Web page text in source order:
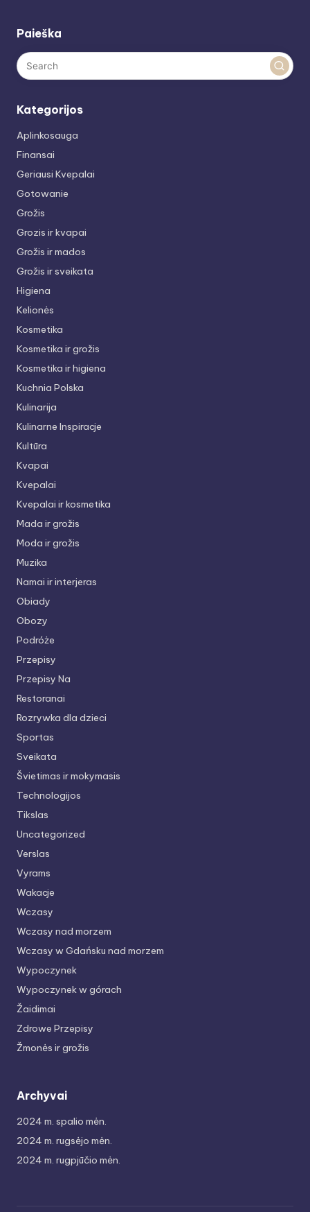
Paieška
Kategorijos
Aplinkosauga
Finansai
Geriausi Kvepalai
Gotowanie
Grožis
Grozis ir kvapai
Grožis ir mados
Grožis ir sveikata
Higiena
Kelionės
Kosmetika
Kosmetika ir grožis
Kosmetika ir higiena
Kuchnia Polska
Kulinarija
Kulinarne Inspiracje
Kultūra
Kvapai
Kvepalai
Kvepalai ir kosmetika
Mada ir grožis
Moda ir grožis
Muzika
Namai ir interjeras
Obiady
Obozy
Podróże
Przepisy
Przepisy Na
Restoranai
Rozrywka dla dzieci
Sportas
Sveikata
Švietimas ir mokymasis
Technologijos
Tikslas
Uncategorized
Verslas
Vyrams
Wakacje
Wczasy
Wczasy nad morzem
Wczasy w Gdańsku nad morzem
Wypoczynek
Wypoczynek w górach
Žaidimai
Zdrowe Przepisy
Žmonės ir grožis
Archyvai
2024 m. spalio mėn.
2024 m. rugsėjo mėn.
2024 m. rugpjūčio mėn.